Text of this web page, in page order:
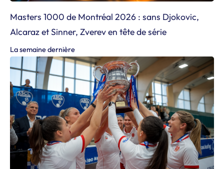
Masters 1000 de Montréal 2026 : sans Djokovic,
Alcaraz et Sinner, Zverev en tête de série
La semaine dernière